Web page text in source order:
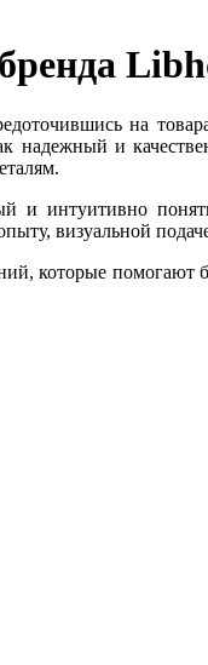
на
надежный и
и интуитивно
визуальной
которые помогают